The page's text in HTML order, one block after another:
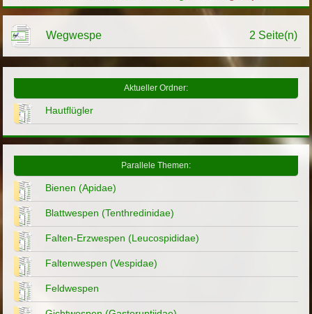
Wegwespe 2 Seite(n)
Aktueller Ordner:
Hautflügler
Parallele Themen:
Bienen (Apidae)
Blattwespen (Tenthredinidae)
Falten-Erzwespen (Leucospididae)
Faltenwespen (Vespidae)
Feldwespen